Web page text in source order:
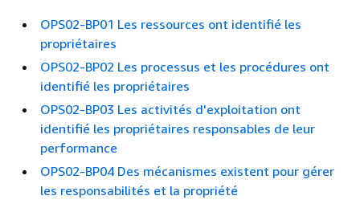
OPS02-BP01 Les ressources ont identifié les
propriétaires
OPS02-BP02 Les processus et les procédures ont
identifié les propriétaires
OPS02-BP03 Les activités d'exploitation ont
identifié les propriétaires responsables de leur
performance
OPS02-BP04 Des mécanismes existent pour gérer
les responsabilités et la propriété